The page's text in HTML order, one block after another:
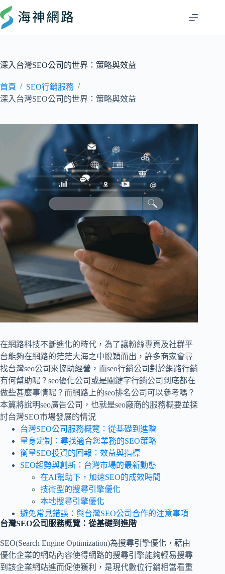
深入台灣SEO公司的世界：策略與效益
首頁 / SEO行銷服務 /
深入台灣SEO公司的世界：策略與效益
在網路科技不斷進化的時代，為了讓粉絲專頁及社群平
台能夠在網路的茫茫大海之中脫穎而出，許多商家會尋
找台灣seo公司來協助經營，而seo行銷公司對於網路行銷
有何幫助呢？seo優化公司或是關鍵字行銷公司到底都在
做些甚麼事情呢？而網路上的seo排名公司可以參考嗎？
本篇將說明seo廣告公司，也就是seo廠商的服務概要並探
討台灣SEO市場發展的情況
台灣SEO公司服務概覽：從基礎到進階
量身定制：尋找適合您業務的SEO策略
衡量SEO投資的回報：效益與指標
SEO趨勢與創新：台灣市場的最新動態
在AI幫助下，加速SEO的成效時間
技術型的搜尋引擎優化
本地搜尋引擎優化
避免常見錯誤：與台灣SEO公司合作的注意事項
台灣SEO公司服務概覽：從基礎到進階
SEO(Search Engine Optimization)為搜尋引擎優化，藉由
優化企業的網站內容使得網路的搜尋引擎能夠輕易搜尋
到該企業網站進而促使獲利，是現代數位行銷相當看重